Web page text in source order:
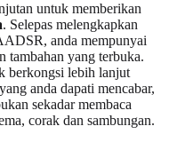
untuk memberikan
. Selepas melengkapkan
anda mempunyai
tambahan yang terbuka.
berkongsi lebih lanjut
anda dapati mencabar,
sekadar membaca
corak dan sambungan.